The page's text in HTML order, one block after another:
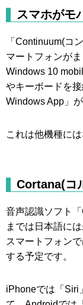
スマホがモ
「Continuum(コ
マートフォンが
Windows 10
やキーボードを
Windows App」
これは他機種に
Cortana(コ
音声認識ソフト
までは日本語に
スマートフォン
する予定です。
iPhoneでは「Siri